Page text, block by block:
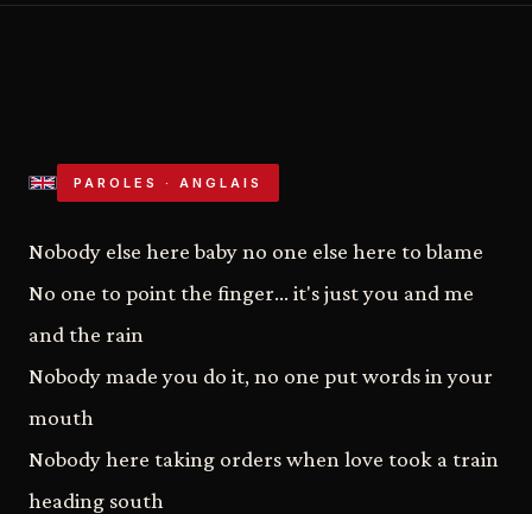
PAROLES · ANGLAIS
Nobody else here baby no one else here to blame
No one to point the finger... it's just you and me
and the rain
Nobody made you do it, no one put words in your
mouth
Nobody here taking orders when love took a train
heading south